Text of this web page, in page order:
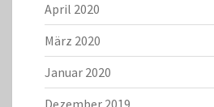
April 2020
März 2020
Januar 2020